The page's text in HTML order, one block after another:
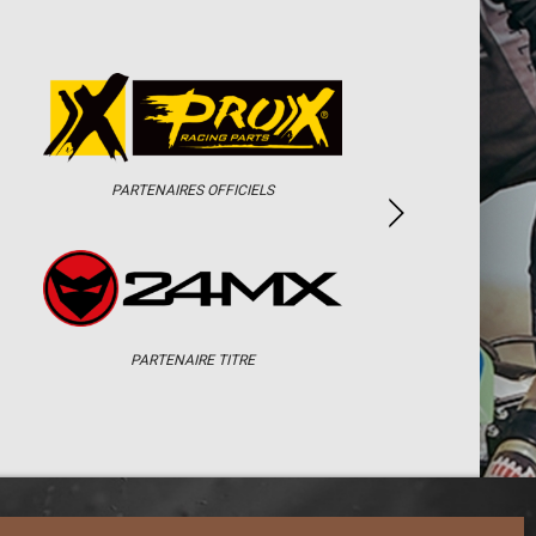
PARTENAIRES OFFICIELS
PARTENAIRE TITRE